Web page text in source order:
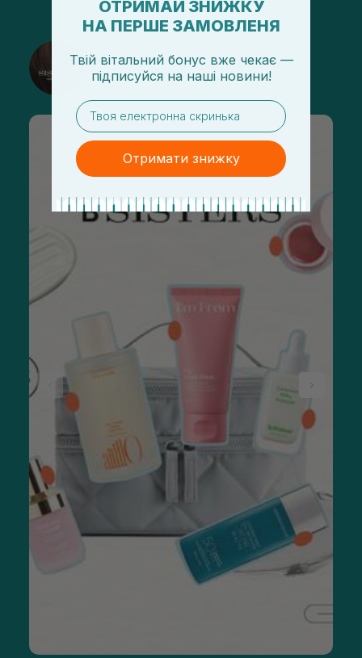
@sisters_stelmakh в Instagram
Подписаться
ОТРИМАЙ ЗНИЖКУ
НА ПЕРШЕ ЗАМОВЛЕНЯ
Твій вітальний бонус вже чекає —
підписуйся на наші новини!
email
Отримати знижку